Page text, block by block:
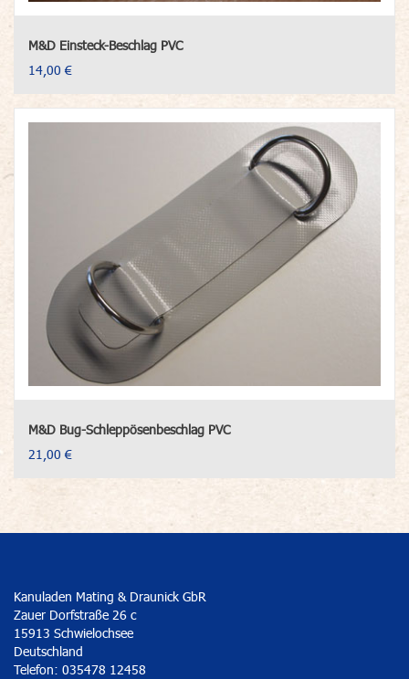
M&D Einsteck-Beschlag PVC
14,00 €
M&D Bug-Schleppösenbeschlag PVC
21,00 €
Kanuladen Mating & Draunick GbR
Zauer Dorfstraße 26 c
15913 Schwielochsee
Deutschland
Telefon: 035478 12458